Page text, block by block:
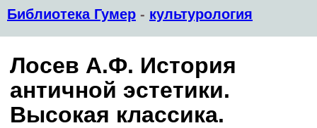
Библиотека Гумер - культурология
Лосев А.Ф. История
античной эстетики.
Высокая классика.